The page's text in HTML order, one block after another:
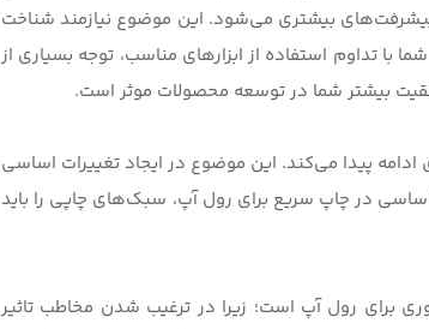
پیشرفت‌های بیشتری می‌شود. این موضوع نیازمند شناخت
با تداوم استفاده از ابزارهای مناسب، توجه بسیاری از
بیشتر شما در توسعه محصولات موثر است.
پیدا می‌کند. این موضوع در ایجاد تغییرات اساسی
اساسی در چاپ سریع برای رول آپ، سبک‌های چاپی را باید
برای رول آپ است؛ زیرا در ترغیب شدن مخاطب تاثیر